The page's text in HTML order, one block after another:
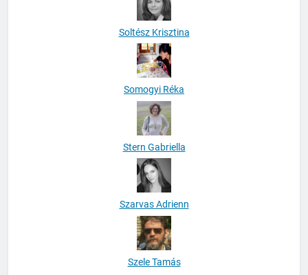
Soltész Krisztina
Somogyi Réka
Stern Gabriella
Szarvas Adrienn
Szele Tamás